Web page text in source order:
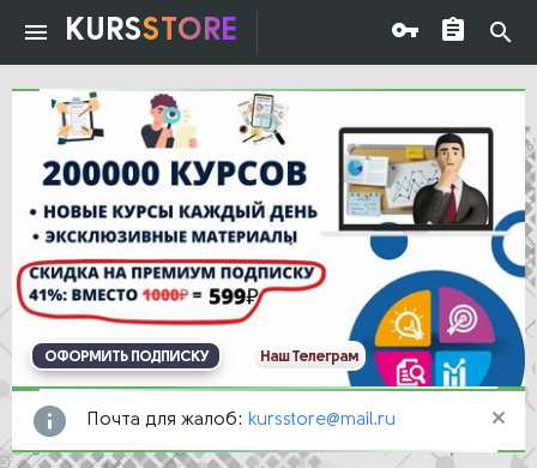
KURSSTORE
ОФОРМИТЬ ПОДПИСКУ Наш Телеграм
Почта для жалоб: kursstore@mail.ru